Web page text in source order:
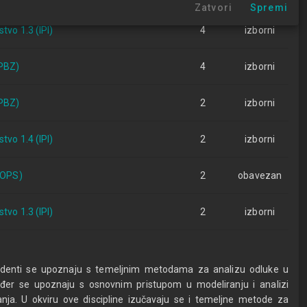
1.3 (IPI) 4 izborni
4 izborni
2 izborni
1.4 (IPI) 2 izborni
2 obavezan
1.3 (IPI) 2 izborni
se upoznaju s temeljnim metodama za analizu odluke u
se upoznaju s osnovnim pristupom u modeliranju i analizi
U okviru ove discipline izučavaju se i temeljne metode za
Zatvori Spremi